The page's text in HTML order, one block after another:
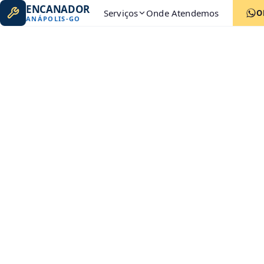
ENCANADOR
ANÁPOLIS-GO Serviços Onde Atendemos